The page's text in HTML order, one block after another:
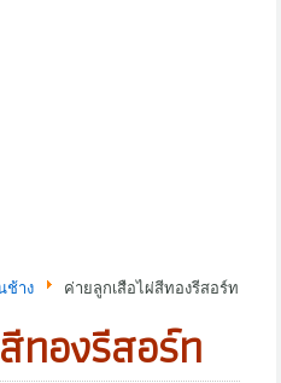
ช้าง ค่ายลูกเสือไผ่สีทองรีสอร์ท
ทองรีสอร์ท